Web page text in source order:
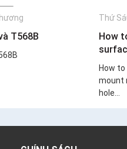
T568B
Thứ
How
How
mount
hole...